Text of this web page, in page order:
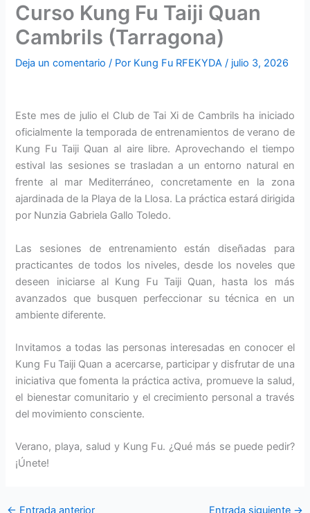
Curso Kung Fu Taiji Quan
Cambrils (Tarragona)
Deja un comentario / Por Kung Fu RFEKYDA/ julio 3, 2026
Este mes de julio el Club de Tai Xi de Cambrils ha iniciado
oficialmente la temporada de entrenamientos de verano de
Kung Fu Taiji Quan al aire libre. Aprovechando el tiempo
estival las sesiones se trasladan a un entorno natural en
frente al mar Mediterráneo, concretamente en la zona
ajardinada de la Playa de la Llosa. La práctica estará dirigida
por Nunzia Gabriela Gallo Toledo.
Las sesiones de entrenamiento están diseñadas para
practicantes de todos los niveles, desde los noveles que
deseen iniciarse al Kung Fu Taiji Quan, hasta los más
avanzados que busquen perfeccionar su técnica en un
ambiente diferente.
Invitamos a todas las personas interesadas en conocer el
Kung Fu Taiji Quan a acercarse, participar y disfrutar de una
iniciativa que fomenta la práctica activa, promueve la salud,
el bienestar comunitario y el crecimiento personal a través
del movimiento consciente.
Verano, playa, salud y Kung Fu. ¿Qué más se puede pedir?
¡Únete!
← Entrada anterior Entrada siguiente →